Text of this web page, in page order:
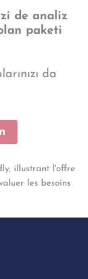
de analiz
paketi
da